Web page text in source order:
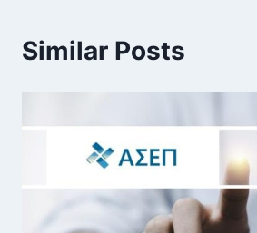
Similar Posts